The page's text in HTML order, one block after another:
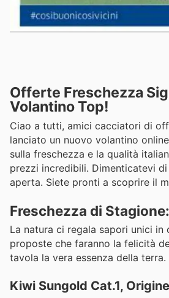
Offerte Freschezza
Volantino Top!
Ciao a tutti, amici cacciatori di
lanciato un nuovo volantino
sulla freschezza e la qualità
prezzi incredibili. Dimenticatevi
aperta. Siete pronti a scoprire il
Freschezza di
La natura ci regala sapori unici
proposte che faranno la felicità
tavola la vera essenza della terra.
Kiwi Sungold Cat.1,